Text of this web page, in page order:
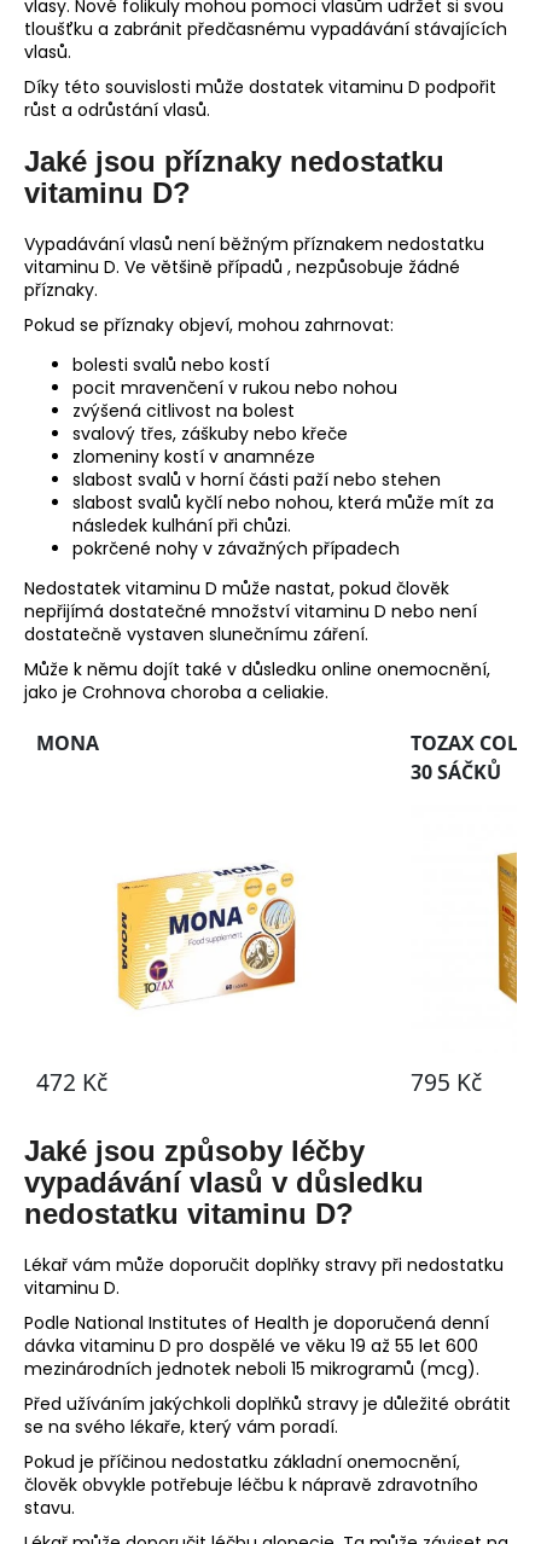
vlasy. Nové folikuly mohou pomoci vlasům udržet si svou
tloušťku a zabránit předčasnému vypadávání stávajících
vlasů.
Díky této souvislosti může dostatek vitaminu D podpořit
růst a odrůstání vlasů.
Jaké jsou příznaky nedostatku
vitaminu D?
Vypadávání vlasů není běžným příznakem nedostatku
vitaminu D. Ve většině případů , nezpůsobuje žádné
příznaky.
Pokud se příznaky objeví, mohou zahrnovat:
bolesti svalů nebo kostí
pocit mravenčení v rukou nebo nohou
zvýšená citlivost na bolest
svalový třes, záškuby nebo křeče
zlomeniny kostí v anamnéze
slabost svalů v horní části paží nebo stehen
slabost svalů kyčlí nebo nohou, která může mít za
následek kulhání při chůzi.
pokrčené nohy v závažných případech
Nedostatek vitaminu D může nastat, pokud člověk
nepřijímá dostatečné množství vitaminu D nebo není
dostatečně vystaven slunečnímu záření.
Může k němu dojít také v důsledku online onemocnění,
jako je Crohnova choroba a celiakie.
Jaké jsou způsoby léčby
vypadávání vlasů v důsledku
nedostatku vitaminu D?
Lékař vám může doporučit doplňky stravy při nedostatku
vitaminu D.
Podle National Institutes of Health je doporučená denní
dávka vitaminu D pro dospělé ve věku 19 až 55 let 600
mezinárodních jednotek neboli 15 mikrogramů (mcg).
Před užíváním jakýchkoli doplňků stravy je důležité obrátit
se na svého lékaře, který vám poradí.
Pokud je příčinou nedostatku základní onemocnění,
člověk obvykle potřebuje léčbu k nápravě zdravotního
stavu.